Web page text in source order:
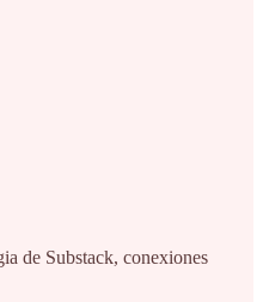
de Substack, conexiones